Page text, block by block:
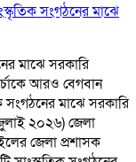
সংগঠনের মাঝে
মাঝে সরকারি
আরও বেগবান
সংগঠনের মাঝে সরকারি
২০২৬) জেলা
জেলা প্রশাসক